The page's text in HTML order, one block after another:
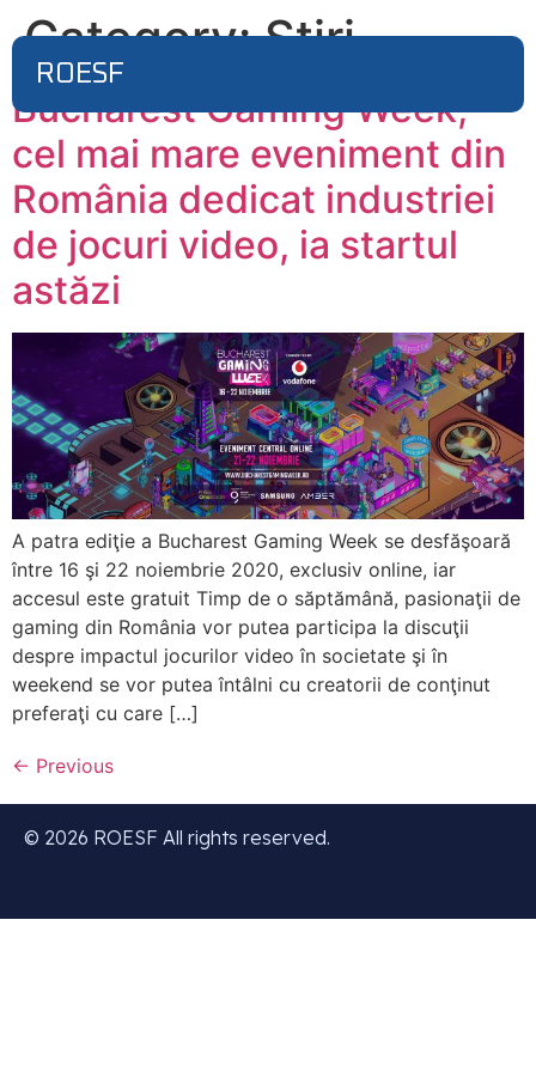
ROESF
Category:Stiri
Bucharest Gaming Week,
cel mai mare eveniment din
România dedicat industriei
de jocuri video, ia startul
astăzi
A patra ediţie a Bucharest Gaming Week se desfăşoară
între 16 şi 22 noiembrie 2020, exclusiv online, iar
accesul este gratuit Timp de o săptămână, pasionaţii de
gaming din România vor putea participa la discuţii
despre impactul jocurilor video în societate şi în
weekend se vor putea întâlni cu creatorii de conţinut
preferaţi cu care […]
← Previous
© 2026 ROESF All rights reserved.